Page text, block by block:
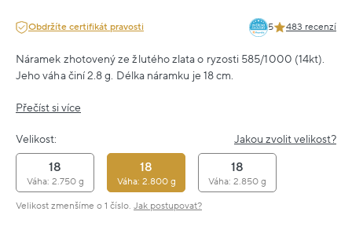
Obdržíte certifikát pravosti 5 483 recenzí
Náramek zhotovený ze žlutého zlata o ryzosti 585/1000 (14kt).
Jeho váha činí 2.8 g. Délka náramku je 18 cm.
Přečíst si více
Velikost: Jakou zvolit velikost?
18
Váha: 2.750 g
18
Váha: 2.800 g
18
Váha: 2.850 g
Velikost zmenšíme o 1 číslo. Jak postupovat?